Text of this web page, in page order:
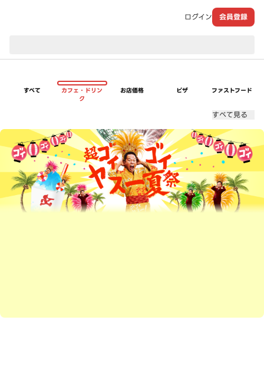
ログイン 会員登録
すべて
カフェ・ドリン
ク
お店価格 ピザ ファストフード
すべて見る
超ゴイゴイヤスー夏祭